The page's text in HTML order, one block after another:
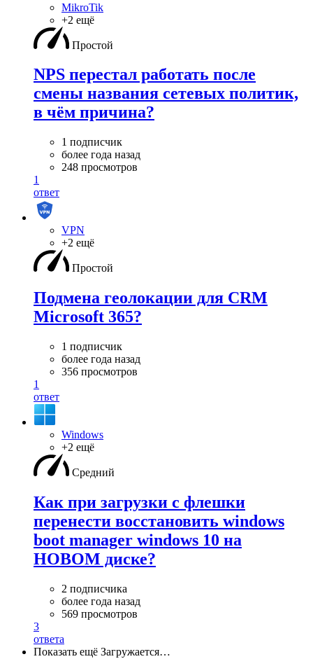
MikroTik
+2 ещё
Простой
NPS перестал работать после
смены названия сетевых политик,
в чём причина?
1 подписчик
более года назад
248 просмотров
1
ответ
VPN
+2 ещё
Простой
Подмена геолокации для CRM
Microsoft 365?
1 подписчик
более года назад
356 просмотров
1
ответ
Windows
+2 ещё
Средний
Как при загрузки с флешки
перенести восстановить windows
boot manager windows 10 на
НОВОМ диске?
2 подписчика
более года назад
569 просмотров
3
ответа
Показать ещё Загружается…